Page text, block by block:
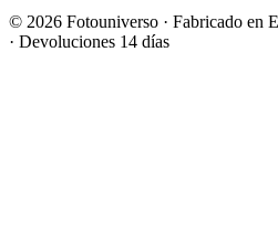
© 2026 Fotouniverso · Fabricado en
· Devoluciones 14 días